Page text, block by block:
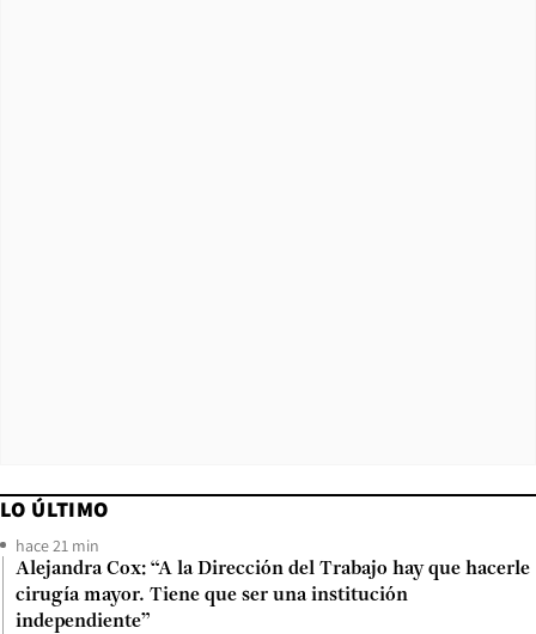
LO ÚLTIMO
hace 21 min
Alejandra Cox: “A la Dirección del Trabajo hay que hacerle
cirugía mayor. Tiene que ser una institución
independiente”